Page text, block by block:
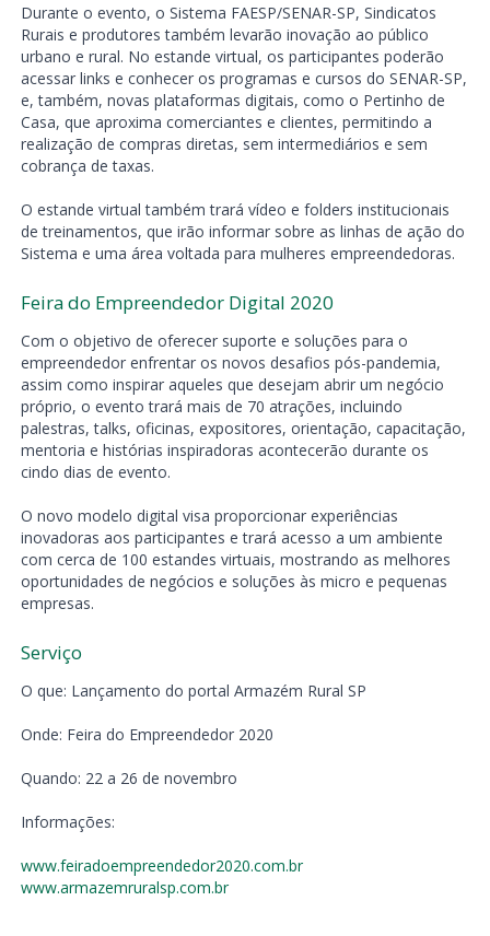
Durante o evento, o Sistema FAESP/SENAR-SP, Sindicatos
Rurais e produtores também levarão inovação ao público
urbano e rural. No estande virtual, os participantes poderão
acessar links e conhecer os programas e cursos do SENAR-SP,
e, também, novas plataformas digitais, como o Pertinho de
Casa, que aproxima comerciantes e clientes, permitindo a
realização de compras diretas, sem intermediários e sem
cobrança de taxas.
O estande virtual também trará vídeo e folders institucionais
de treinamentos, que irão informar sobre as linhas de ação do
Sistema e uma área voltada para mulheres empreendedoras.
Feira do Empreendedor Digital 2020
Com o objetivo de oferecer suporte e soluções para o
empreendedor enfrentar os novos desafios pós-pandemia,
assim como inspirar aqueles que desejam abrir um negócio
próprio, o evento trará mais de 70 atrações, incluindo
palestras, talks, oficinas, expositores, orientação, capacitação,
mentoria e histórias inspiradoras acontecerão durante os
cindo dias de evento.
O novo modelo digital visa proporcionar experiências
inovadoras aos participantes e trará acesso a um ambiente
com cerca de 100 estandes virtuais, mostrando as melhores
oportunidades de negócios e soluções às micro e pequenas
empresas.
Serviço
O que: Lançamento do portal Armazém Rural SP
Onde: Feira do Empreendedor 2020
Quando: 22 a 26 de novembro
Informações:
www.feiradoempreendedor2020.com.br
www.armazemruralsp.com.br